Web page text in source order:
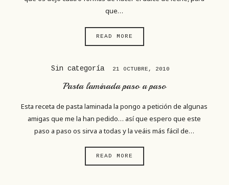
que…
READ MORE
Sin categoría 21 OCTUBRE, 2010
Pasta laminada paso a paso
Esta receta de pasta laminada la pongo a petición de algunas
amigas que me la han pedido… así que espero que este
paso a paso os sirva a todas y la veáis más fácil de…
READ MORE